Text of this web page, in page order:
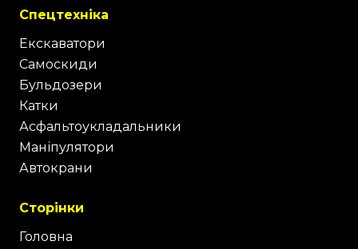
Спецтехніка
Екскаватори
Самоскиди
Бульдозери
Катки
Асфальтоукладальники
Маніпулятори
Автокрани
Сторінки
Головна